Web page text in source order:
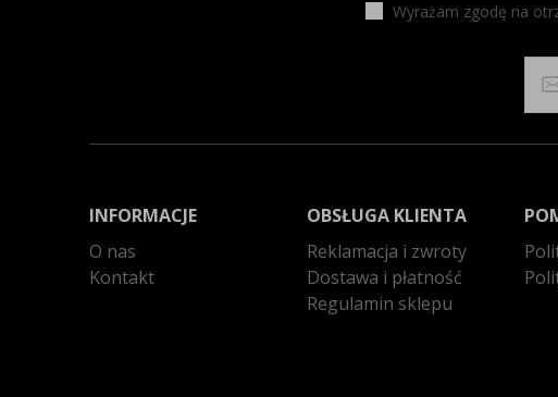
Wyrażam zgodę na
INFORMACJE
O nas
Kontakt
OBSŁUGA KLIENTA
Reklamacja i zwroty
Dostawa i płatność
Regulamin sklepu